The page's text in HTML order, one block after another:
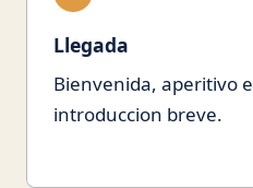
Llegada
Bienvenida, aperitivo e
introduccion breve.